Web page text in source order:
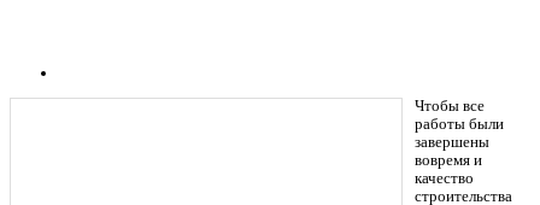
Чтобы все
работы были
завершены
вовремя и
качество
строительства